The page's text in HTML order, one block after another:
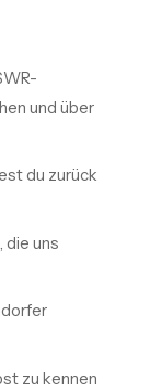
und über
du zurück
die uns
zu kennen